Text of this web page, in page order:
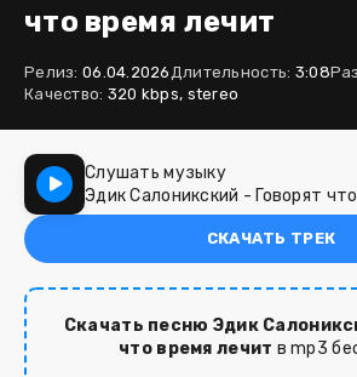
что время лечит
Релиз: 06.04.2026Длительность: 3:08
Качество: 320 kbps, stereo
Слушать музыку
Эдик Салоникский - Говорят
СКАЧАТЬ ТРЕК
Скачать песню Эдик
что время лечит в mp3